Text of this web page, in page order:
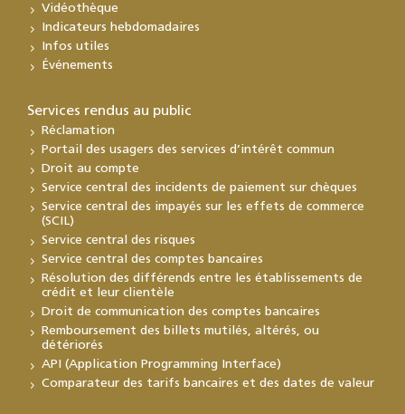
Vidéothèque
Indicateurs hebdomadaires
Infos utiles
Événements
Services rendus au public
Réclamation
Portail des usagers des services d’intérêt commun
Droit au compte
Service central des incidents de paiement sur chèques
Service central des impayés sur les effets de commerce
(SCIL)
Service central des risques
Service central des comptes bancaires
Résolution des différends entre les établissements de
crédit et leur clientèle
Droit de communication des comptes bancaires
Remboursement des billets mutilés, altérés, ou
détériorés
API (Application Programming Interface)
Comparateur des tarifs bancaires et des dates de valeur